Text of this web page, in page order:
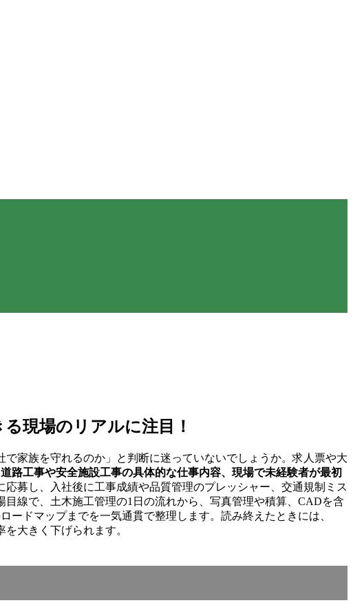
現場のリアルに注目！
家族を守れるのか」と判断に迷っていないでしょうか。求人票や大
路工事や安全施設工事の具体的な仕事内容、現場で未経験者が最初
募し、入社後に工事成績や品質管理のプレッシャー、交通規制ミス
線で、土木施工管理の1日の流れから、写真管理や積算、CADを含
ドマップまでを一気通貫で整理します。読み終えたときには、
大きく下げられます。